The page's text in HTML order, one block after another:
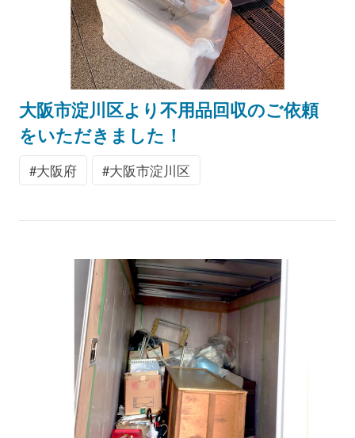
大阪市淀川区より不用品回収のご依頼
をいただきました！
大阪府 大阪市淀川区